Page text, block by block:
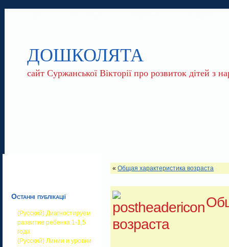
ДОШКОЛЯТА
сайт Суржанської Вікторії про розвиток дітей з
Останні публікації
(Русский) Диагностируем
развитие ребенка 1-1,5
года
(Русский) Линии и уровни
« Общая характеристика возраста
возраста